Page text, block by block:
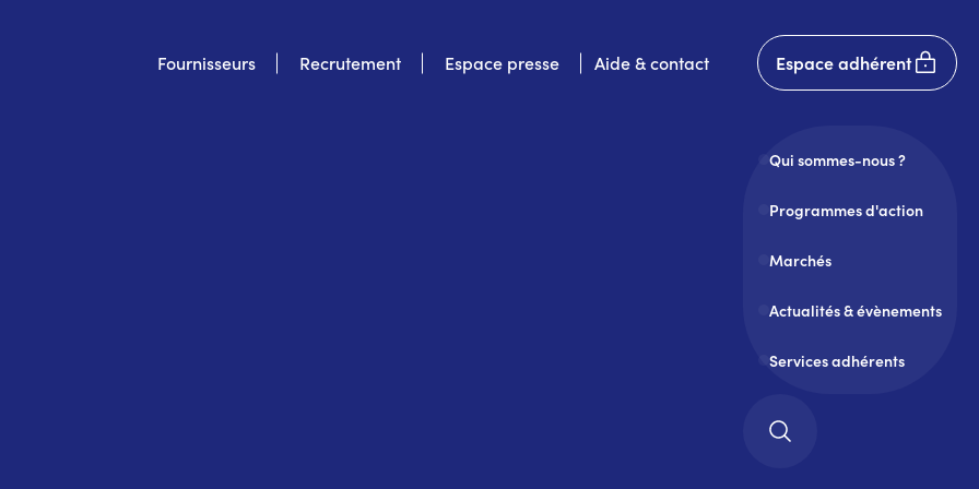
Fournisseurs Recrutement Espace presse Aide & contact
User
account
Espace adhérent
Qui sommes-nous ?
Programmes d'action
Marchés
Actualités & évènements
Services adhérents